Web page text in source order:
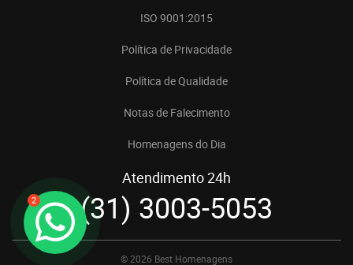
2
ISO 9001:2015
Política de Privacidade
Política de Qualidade
Notas de Falecimento
Homenagens do Dia
Atendimento 24h
(31) 3003-5053
© 2026 Best Homenagens